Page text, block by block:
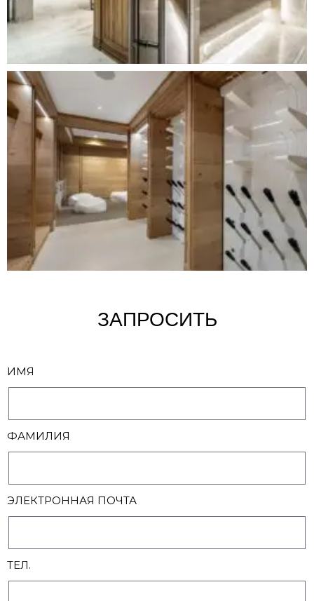
ЗАПРОСИТЬ
ИМЯ
ФАМИЛИЯ
ЭЛЕКТРОННАЯ ПОЧТА
ТЕЛ.